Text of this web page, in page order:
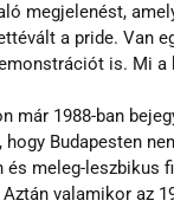
megjelenést,
a pride. Van
is. Mi a
már 1988-ban
hogy Budapesten
és meleg-leszbikus
valamikor az